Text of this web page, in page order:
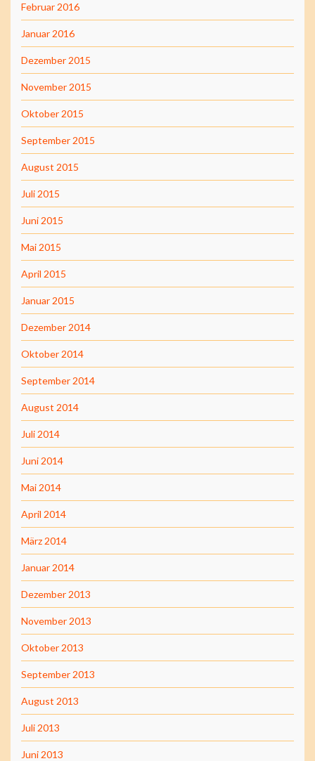
Februar 2016
Januar 2016
Dezember 2015
November 2015
Oktober 2015
September 2015
August 2015
Juli 2015
Juni 2015
Mai 2015
April 2015
Januar 2015
Dezember 2014
Oktober 2014
September 2014
August 2014
Juli 2014
Juni 2014
Mai 2014
April 2014
März 2014
Januar 2014
Dezember 2013
November 2013
Oktober 2013
September 2013
August 2013
Juli 2013
Juni 2013